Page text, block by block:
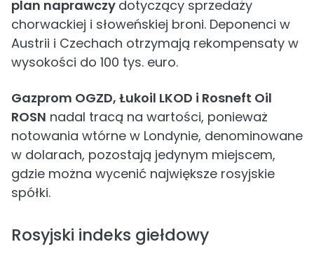
plan naprawczy dotyczący sprzedaży
chorwackiej i słoweńskiej broni. Deponenci w
Austrii i Czechach otrzymają rekompensaty w
wysokości do 100 tys. euro.
Gazprom OGZD, Łukoil LKOD i Rosneft Oil
ROSN nadal tracą na wartości, ponieważ
notowania wtórne w Londynie, denominowane
w dolarach, pozostają jedynym miejscem,
gdzie można wycenić największe rosyjskie
spółki.
Rosyjski indeks giełdowy